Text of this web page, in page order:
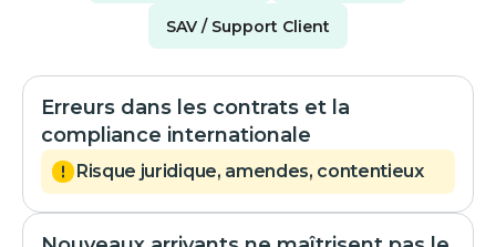
SAV / Support Client
Erreurs dans les contrats et la
compliance internationale
Risque juridique, amendes, contentieux